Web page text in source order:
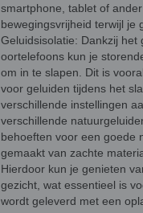
smartphone, tablet of
bewegingsvrijheid terwijl je
Geluidsisolatie: Dankzij
oortelefoons kun je
om in te slapen. Dit is
voor geluiden tijdens het
verschillende instellingen
verschillende
behoeften voor een goede
gemaakt van zachte
Hierdoor kun je genieten
gezicht, wat essentieel is
wordt geleverd met een